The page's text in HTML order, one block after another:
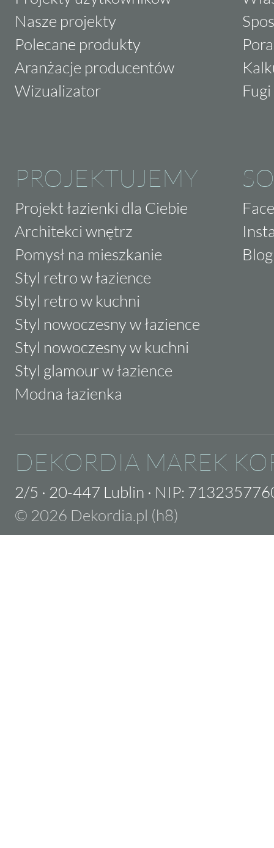
Nasze projekty
Polecane produkty
Aranżacje producentów
Wizualizator
PROJEKTUJEMY
Projekt łazienki dla Ciebie
Architekci wnętrz
Pomysł na mieszkanie
Styl retro w łazience
Styl retro w kuchni
Styl nowoczesny w łazience
Styl nowoczesny w kuchni
Styl glamour w łazience
Modna łazienka
Blog
DEKORDIA MAREK
2/5 · 20-447 Lublin · NIP:
© 2026 Dekordia.pl (h8)